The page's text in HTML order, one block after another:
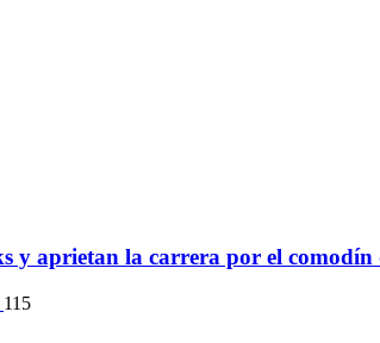
y aprietan la carrera por el
115